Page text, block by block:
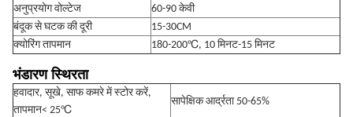
अनुप्रयोग वोल्टेज
60-90 केवी
बंदूक से घटक की दूरी
15-30CM
क्योरिंग तापमान
180-200℃, 10 मिनट-15 मिनट
भंडारण स्थिरता
हवादार, सूखे, साफ कमरे में स्टोर करें,
तापमान< 25℃
सापेक्षिक आर्द्रता 50-65%